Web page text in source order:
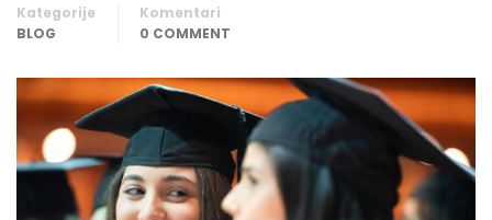
Kategorije
BLOG
Komentari
0 COMMENT